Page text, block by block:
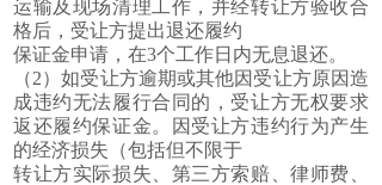
运输及现场清理工作，并经转让方验收合
格后，受让方提出退还履约
保证金申请，在3个工作日内无息退还。
（2）如受让方逾期或其他因受让方原因造
成违约无法履行合同的，受让方无权要求
返还履约保证金。因受让方违约行为产生
的经济损失（包括但不限于
转让方实际损失、第三方索赔、律师费、